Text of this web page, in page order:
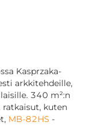
Kasprzaka-
arkkitehdeille,
340 m²:n
kuten
MB-82HS -